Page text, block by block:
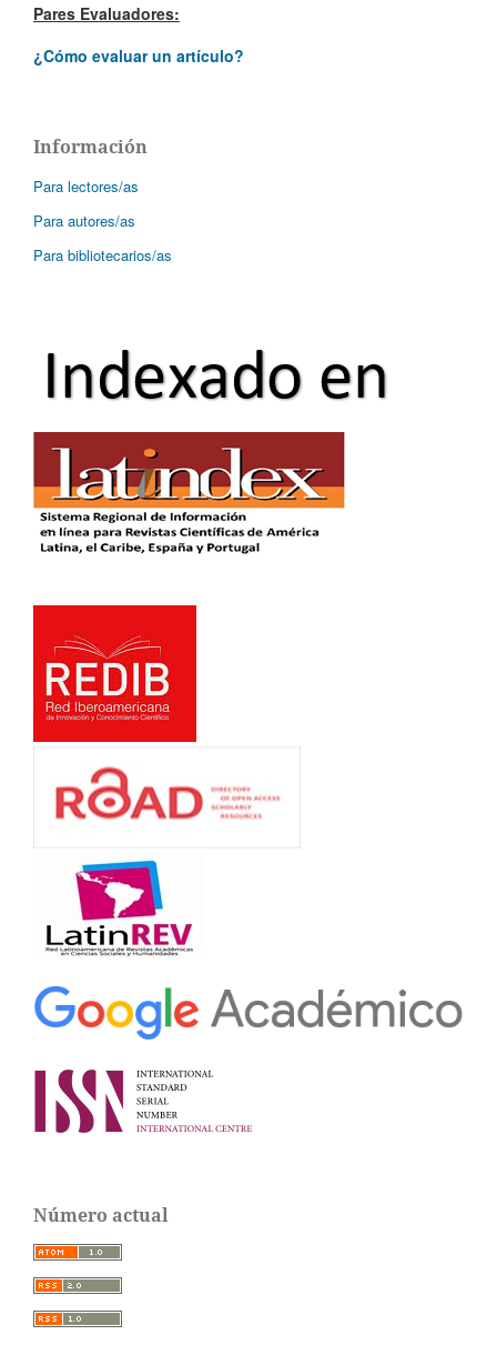
Pares Evaluadores:
¿Cómo evaluar un artículo?
Información
Para lectores/as
Para autores/as
Para bibliotecarios/as
Número actual